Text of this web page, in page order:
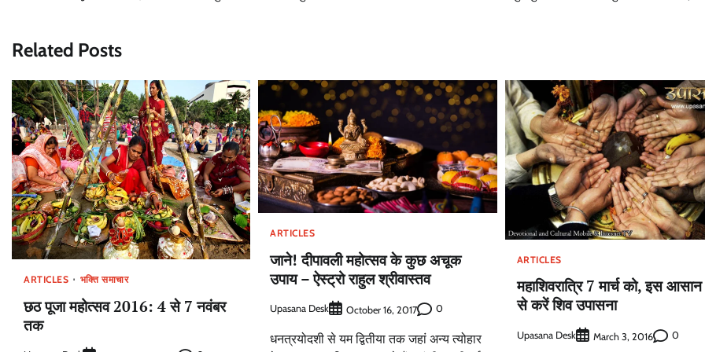
Related Posts
ARTICLES भक्ति समाचार
छठ पूजा महोत्सव 2016: 4 से 7 नवंबर
तक
ARTICLES
जाने! दीपावली महोत्सव के कुछ अचूक
उपाय – ऐस्ट्रो राहुल श्रीवास्तव
Upasana Desk October 16, 2017 0
धनत्रयोदशी से यम द्वितीया तक जहां अन्य त्योहार
ARTICLES
महाशिवरात्रि 7 मार्च को, इस आसान
से करें शिव उपासना
Upasana Desk March 3, 2016 0